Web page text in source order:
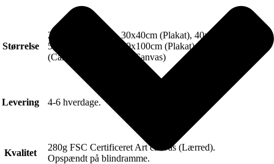
Størrelse
21x30cm (Plakat), 30x40cm (Plakat), 40x50cm (Plakat),
50x70cm (Plakat), 70x100cm (Plakat), 50x70cm
(Canvas), 70x100cm (Canvas)
Levering 4-6 hverdage.
Kvalitet
280g FSC Certificeret Art canvas (Lærred).
Opspændt på blindramme.